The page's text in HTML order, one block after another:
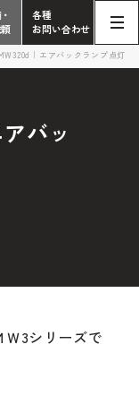
定休）
各種
お問い合わせ
｜エアバックランプ点灯
バッ
3シリーズで